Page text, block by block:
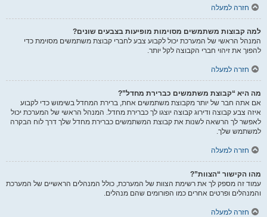
חזרה למעלה
למה קבוצות משתמשים מסוימות מופיעות בצבעים שונים?
המנהל הראשי של המערכת יכול לקבוע צבע לחברי קבוצת משתמשים מסוימת כדי
להפוך את זיהוי חברי הקבוצה לקל יותר.
חזרה למעלה
מה היא “קבוצת משתמשים כברירת מחדל”?
אם אתה חבר של יותר מקבוצת משתמשים אחת, ברירת המחדל בשימוש כדי לקבוע
איזה צבע קבוצה ודירוג קבוצה יוצגו לך כברירת מחדל. המנהל הראשי של המערכת יכול
לאפשר לך הרשאה לשנות את קבוצת המשתמשים כברירת מחדל שלך דרך לוח הבקרה
למשתמש שלך.
חזרה למעלה
מהו הקישור “הצוות”?
עמוד זה מספק לך את רשימת הצוות של המערכת, כולל המנהלים הראשיים של המערכת
והמנהלים ופרטים אחרים כמו הפורומים שהם מנהלים.
חזרה למעלה